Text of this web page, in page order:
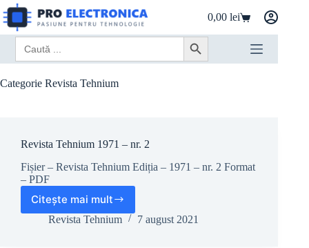
Sari
la
conținut
Coș
de
cumpărături
0,00lei
Search
for:
Search Button
Categorie Revista Tehnium
Revista Tehnium 1971 – nr. 2
Fișier – Revista Tehnium Ediția – 1971 – nr. 2 Format
– PDF
Citește mai mult
Revista
Tehnium
Revista Tehnium 7 august 2021